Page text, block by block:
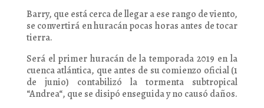
Barry, que está cerca de llegar a ese rango de viento,
se convertirá en huracán pocas horas antes de tocar
tierra.
Será el primer huracán de la temporada 2019 en la
cuenca atlántica, que antes de su comienzo oficial (1
de junio) contabilizó la tormenta subtropical
“Andrea“, que se disipó enseguida y no causó daños.